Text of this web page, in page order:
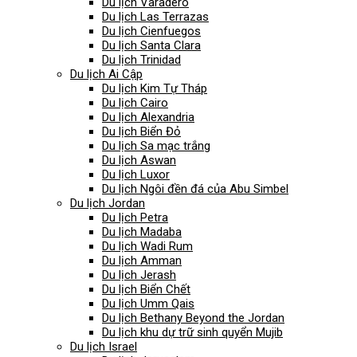
Du lịch Las Terrazas
Du lịch Cienfuegos
Du lịch Santa Clara
Du lịch Trinidad
Du lịch Ai Cập
Du lịch Kim Tự Tháp
Du lịch Cairo
Du lịch Alexandria
Du lịch Biển Đỏ
Du lịch Sa mạc trắng
Du lịch Aswan
Du lịch Luxor
Du lịch Ngôi đền đá của Abu Simbel
Du lịch Jordan
Du lịch Petra
Du lịch Madaba
Du lịch Wadi Rum
Du lịch Amman
Du lịch Jerash
Du lịch Biển Chết
Du lịch Umm Qais
Du lịch Bethany Beyond the Jordan
Du lịch khu dự trữ sinh quyển Mujib
Du lịch Israel